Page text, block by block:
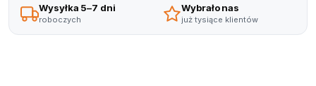
8 8
Wysyłka 5–7 dni
roboczych
Wybrało nas
już tysiące klientów